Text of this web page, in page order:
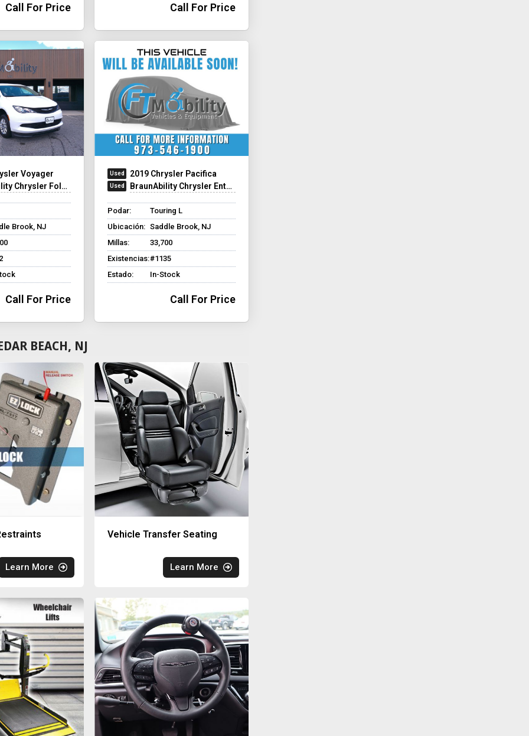
Call For Price Call For Price
Voyager
Foldout XT
Brook, NJ
Call For Price
2019 Chrysler Pacifica
BraunAbility Chrysler Entervan Xi Infloor
Podar:
Touring L
Ubicación: Saddle Brook, NJ
Millas:
33,700
Existencias:#1135
Estado:
In-Stock
Call For Price
BEACH, NJ
Learn More
Vehicle Transfer Seating
Learn More